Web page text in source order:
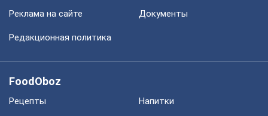
Реклама на сайте Документы
Редакционная политика
FoodOboz
Рецепты Напитки